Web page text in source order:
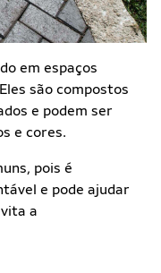
em espaços
são compostos
e podem ser
e cores.
pois é
e pode ajudar
a